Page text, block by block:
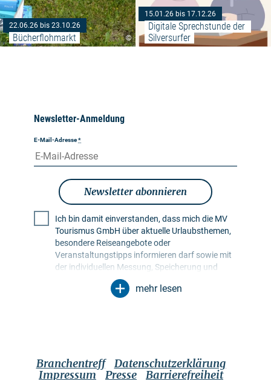
©
22.06.26 bis 23.10.26
Bücherflohmarkt
15.01.26 bis 17.12.26
Digitale Sprechstunde der
Silversurfer
Newsletter-Anmeldung
E-Mail-Adresse*
Newsletter abonnieren
Ich bin damit einverstanden, dass mich die MV
Tourismus GmbH über aktuelle Urlaubsthemen,
besondere Reiseangebote oder
Veranstaltungstipps informieren darf sowie mit
der individuellen Messung, Speicherung und
Auswertung von Öffnungs- und Klickraten in
Empfängerprofilen zu Zwecken der Gestaltung
widerrufen kann. Dies kann ich über einen
Abmeldelink im jeweiligen Newsletter tun oder
mehr lesen
Branchentreff
Datenschutzerklärung
Impressum
Presse
Barrierefreiheit